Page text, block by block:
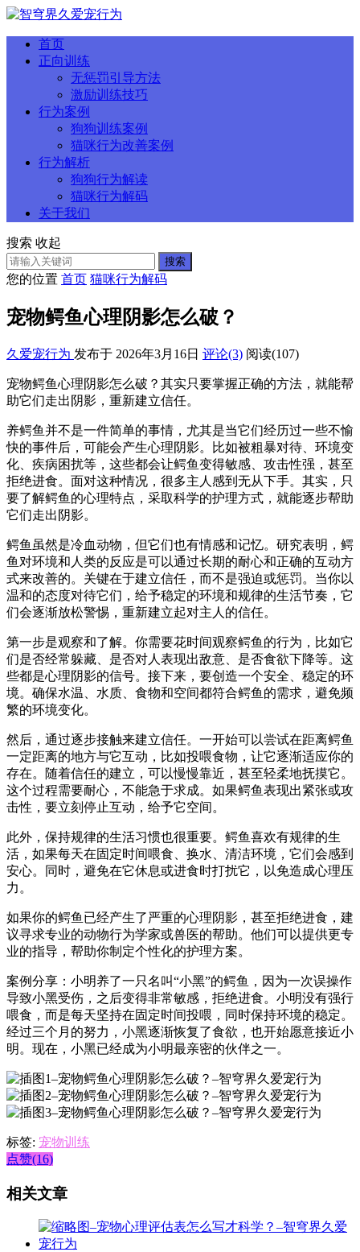
首页
正向训练
无惩罚引导方法
激励训练技巧
行为案例
狗狗训练案例
猫咪行为改善案例
行为解析
狗狗行为解读
猫咪行为解码
关于我们
搜索 收起
搜索
您的位置 首页 猫咪行为解码
宠物鳄鱼心理阴影怎么破？
久爱宠行为 发布于 2026年3月16日 评论(3) 阅读(107)
宠物鳄鱼心理阴影怎么破？其实只要掌握正确的方法，就能帮
助它们走出阴影，重新建立信任。
养鳄鱼并不是一件简单的事情，尤其是当它们经历过一些不愉
快的事件后，可能会产生心理阴影。比如被粗暴对待、环境变
化、疾病困扰等，这些都会让鳄鱼变得敏感、攻击性强，甚至
拒绝进食。面对这种情况，很多主人感到无从下手。其实，只
要了解鳄鱼的心理特点，采取科学的护理方式，就能逐步帮助
它们走出阴影。
鳄鱼虽然是冷血动物，但它们也有情感和记忆。研究表明，鳄
鱼对环境和人类的反应是可以通过长期的耐心和正确的互动方
式来改善的。关键在于建立信任，而不是强迫或惩罚。当你以
温和的态度对待它们，给予稳定的环境和规律的生活节奏，它
们会逐渐放松警惕，重新建立起对主人的信任。
第一步是观察和了解。你需要花时间观察鳄鱼的行为，比如它
们是否经常躲藏、是否对人表现出敌意、是否食欲下降等。这
些都是心理阴影的信号。接下来，要创造一个安全、稳定的环
境。确保水温、水质、食物和空间都符合鳄鱼的需求，避免频
繁的环境变化。
然后，通过逐步接触来建立信任。一开始可以尝试在距离鳄鱼
一定距离的地方与它互动，比如投喂食物，让它逐渐适应你的
存在。随着信任的建立，可以慢慢靠近，甚至轻柔地抚摸它。
这个过程需要耐心，不能急于求成。如果鳄鱼表现出紧张或攻
击性，要立刻停止互动，给予它空间。
此外，保持规律的生活习惯也很重要。鳄鱼喜欢有规律的生
活，如果每天在固定时间喂食、换水、清洁环境，它们会感到
安心。同时，避免在它休息或进食时打扰它，以免造成心理压
力。
如果你的鳄鱼已经产生了严重的心理阴影，甚至拒绝进食，建
议寻求专业的动物行为学家或兽医的帮助。他们可以提供更专
业的指导，帮助你制定个性化的护理方案。
案例分享：小明养了一只名叫“小黑”的鳄鱼，因为一次误操作
导致小黑受伤，之后变得非常敏感，拒绝进食。小明没有强行
喂食，而是每天坚持在固定时间投喂，同时保持环境的稳定。
经过三个月的努力，小黑逐渐恢复了食欲，也开始愿意接近小
明。现在，小黑已经成为小明最亲密的伙伴之一。
标签: 宠物训练
点赞(16)
相关文章